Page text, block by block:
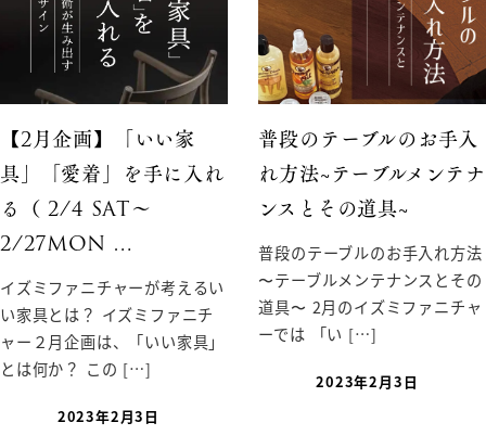
【2月企画】「いい家
具」「愛着」を手に入れ
る（ 2/4 SAT〜
2/27MON …
イズミファニチャーが考えるい
い家具とは？ イズミファニチ
ャー２月企画は、「いい家具」
とは何か？ この […]
2023年2月3日
普段のテーブルのお手入
れ方法~テーブルメンテナ
ンスとその道具~
普段のテーブルのお手入れ方法
〜テーブルメンテナンスとその
道具〜 2月のイズミファニチャ
ーでは 「い […]
2023年2月3日